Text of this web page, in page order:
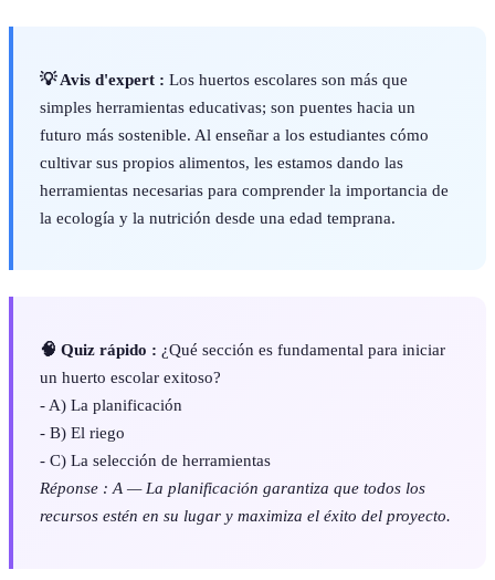
💡 Avis d'expert : Los huertos escolares son más que
simples herramientas educativas; son puentes hacia un
futuro más sostenible. Al enseñar a los estudiantes cómo
cultivar sus propios alimentos, les estamos dando las
herramientas necesarias para comprender la importancia de
la ecología y la nutrición desde una edad temprana.
🧠 Quiz rápido : ¿Qué sección es fundamental para iniciar
un huerto escolar exitoso?
- A) La planificación
- B) El riego
- C) La selección de herramientas
Réponse : A — La planificación garantiza que todos los
recursos estén en su lugar y maximiza el éxito del proyecto.